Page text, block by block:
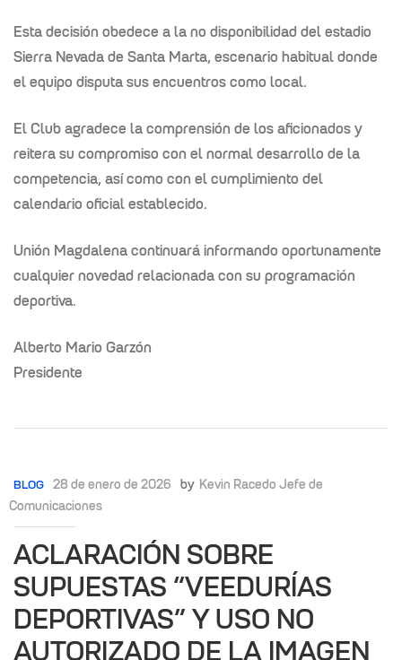
Esta decisión obedece a la no disponibilidad del estadio
Sierra Nevada de Santa Marta, escenario habitual donde
el equipo disputa sus encuentros como local.
El Club agradece la comprensión de los aficionados y
reitera su compromiso con el normal desarrollo de la
competencia, así como con el cumplimiento del
calendario oficial establecido.
Unión Magdalena continuará informando oportunamente
cualquier novedad relacionada con su programación
deportiva.
Alberto Mario Garzón
Presidente
BLOG 28 de enero de 2026 by Kevin Racedo Jefe de
Comunicaciones
ACLARACIÓN SOBRE
SUPUESTAS “VEEDURÍAS
DEPORTIVAS” Y USO NO
AUTORIZADO DE LA IMAGEN